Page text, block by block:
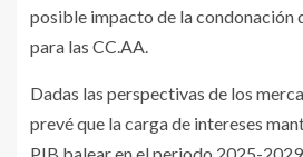
posible impacto de la condonación
para las CC.AA.
Dadas las perspectivas de los
prevé que la carga de intereses